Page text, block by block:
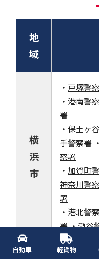
自動車 軽貨物
地
域
横
浜
市
・ 戸塚警
・ 港南警
署
・ 保土ヶ
手警察署 ・
察署
・ 加賀町
神奈川警
署
・ 港北警
署・瀬谷
・川崎警